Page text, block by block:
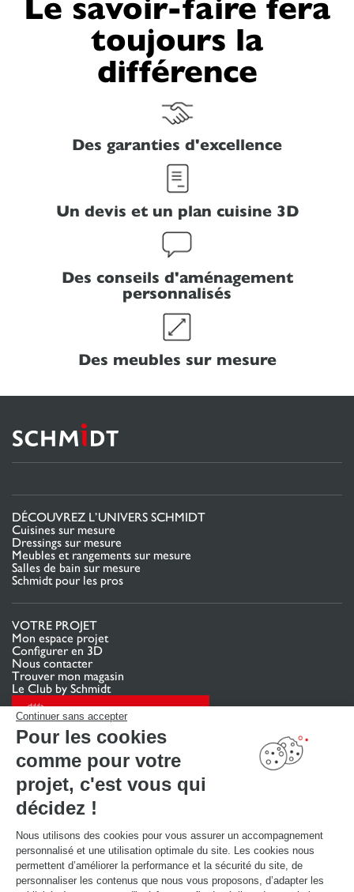
Continuer sans accepter
Pour les cookies
comme pour votre
projet, c'est vous qui
décidez !
Nous utilisons des cookies pour vous assurer un accompagnement
personnalisé et une utilisation optimale du site. Les cookies nous
permettent d’améliorer la performance et la sécurité du site, de
personnaliser les contenus que nous vous proposons, d’adapter les
Le savoir-faire fera
toujours la
différence
Des garanties d'excellence
Un devis et un plan cuisine 3D
Des conseils d'aménagement
personnalisés
Des meubles sur mesure
DÉCOUVREZ L’UNIVERS SCHMIDT
Cuisines sur mesure
Dressings sur mesure
Meubles et rangements sur mesure
Salles de bain sur mesure
Schmidt pour les pros
VOTRE PROJET
Mon espace projet
Configurer en 3D
Nous contacter
Trouver mon magasin
Le Club by Schmidt
PRENDRE RENDEZ-VOUS
LIENS UTILES
Promotions
Guides de poses et d’entretien
Consulter notre catalogue
À PROPOS
Actualités du groupe
Nous rejoindre